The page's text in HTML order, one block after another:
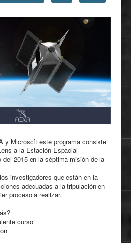
y Microsoft este programa consiste
a la Estación Espacial
del 2015 en la séptima misión de la
investigadores que están en la
adecuadas a la tripulación en
proceso a realizar.
curso